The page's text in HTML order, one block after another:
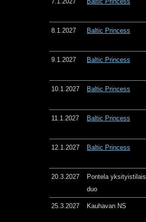
8.1.2027 Baltic Princess
9.1.2027 Baltic Princess
10.1.2027 Baltic Princess
11.1.2027 Baltic Princess
12.1.2027 Baltic Princess
20.3.2027
Pontela
duo
25.3.2027 Kauhavan NS